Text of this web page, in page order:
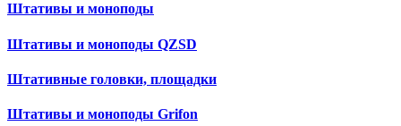
Штативы и моноподы
Штативы и моноподы QZSD
Штативные головки, площадки
Штативы и моноподы Grifon